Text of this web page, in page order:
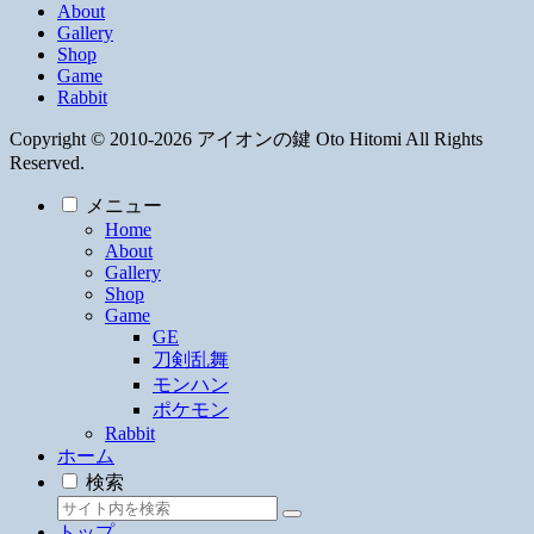
About
Gallery
Shop
Game
Rabbit
Copyright © 2010-2026 アイオンの鍵 Oto Hitomi All Rights
Reserved.
メニュー
Home
About
Gallery
Shop
Game
GE
刀剣乱舞
モンハン
ポケモン
Rabbit
ホーム
検索